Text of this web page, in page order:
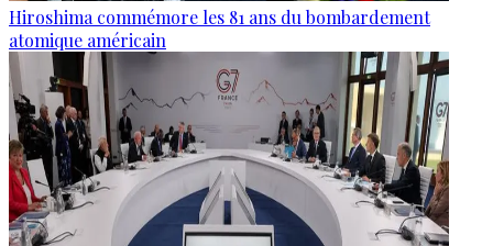
Hiroshima commémore les 81 ans du bombardement
atomique américain